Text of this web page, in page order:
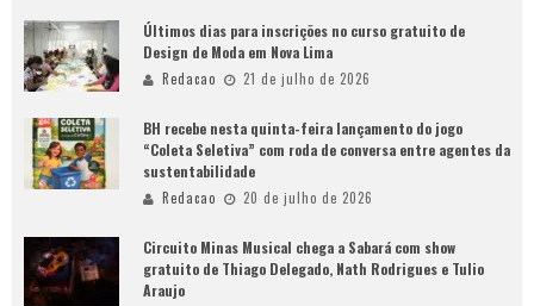
Últimos dias para inscrições no curso gratuito de
Design de Moda em Nova Lima
Redacao 21 de julho de 2026
BH recebe nesta quinta-feira lançamento do jogo
“Coleta Seletiva” com roda de conversa entre agentes da
sustentabilidade
Redacao 20 de julho de 2026
Circuito Minas Musical chega a Sabará com show
gratuito de Thiago Delegado, Nath Rodrigues e Tulio
Araujo